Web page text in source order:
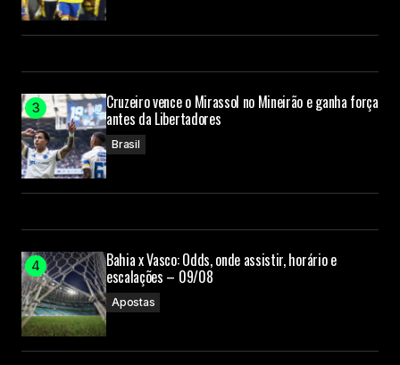
Cruzeiro vence o Mirassol no Mineirão e ganha força
antes da Libertadores
Brasil
Bahia x Vasco: Odds, onde assistir, horário e
escalações – 09/08
Apostas